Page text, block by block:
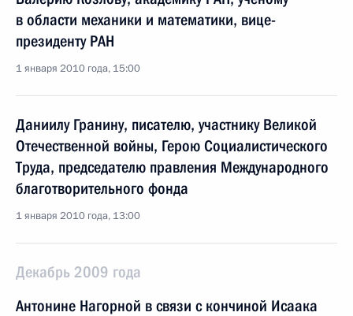
в области механики и математики, вице-
президенту РАН
1 января 2010 года, 15:00
Даниилу Гранину, писателю, участнику Великой
Отечественной войны, Герою Социалистического
Труда, председателю правления Международного
благотворительного фонда
1 января 2010 года, 13:00
Декабрь 2009 года
Антонине Нагорной в связи с кончиной Исаака